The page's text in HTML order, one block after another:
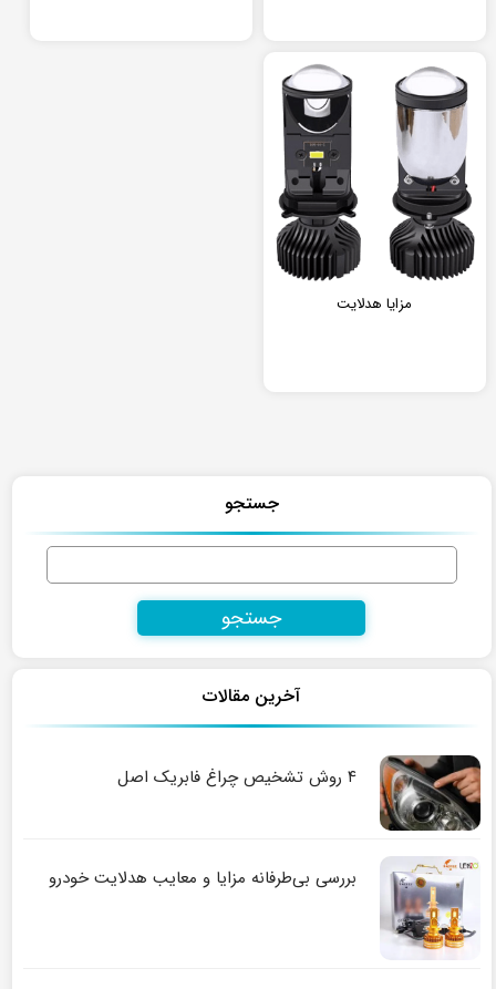
مزایا هدلایت
جستجو
جستجو
آخرین مقالات
۴ روش تشخیص چراغ فابریک اصل
بررسی بی‌طرفانه مزایا و معایب هدلایت خودرو